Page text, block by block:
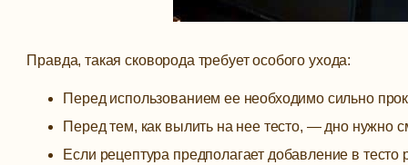
Правда, такая сковорода требует особого ухода:
Перед использованием ее необходимо сильно
Перед тем, как вылить на нее тесто, — дно нужно
Если рецептура предполагает добавление в